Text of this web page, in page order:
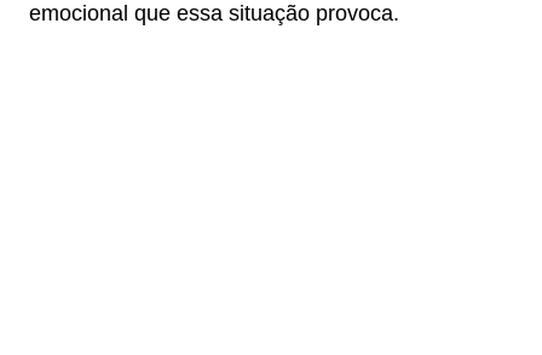
emocional que essa situação provoca.